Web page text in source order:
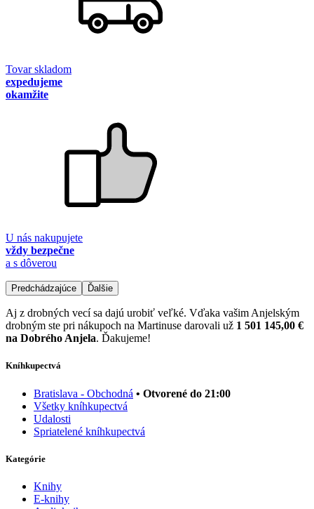
Tovar skladom
expedujeme
okamžite
U nás nakupujete
vždy bezpečne
a s dôverou
Predchádzajúce Ďalšie
Aj z drobných vecí sa dajú urobiť veľké. Vďaka vašim Anjelským
drobným ste pri nákupoch na Martinuse darovali už 1 501 145,00 €
na Dobrého Anjela. Ďakujeme!
Kníhkupectvá
Bratislava - Obchodná • Otvorené do 21:00
Všetky kníhkupectvá
Udalosti
Spriatelené kníhkupectvá
Kategórie
Knihy
E-knihy